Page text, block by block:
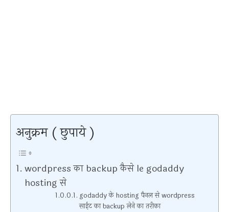
अनुक्रम ( छुपाये )
wordpress का backup कैसे le godaddy
hosting से
godaddy के hosting पैनल से wordpress
साईट का backup लेने का तरीका